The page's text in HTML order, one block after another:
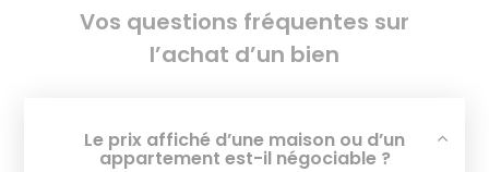
Vos questions fréquentes sur
l’achat d’un bien
Le prix affiché d’une maison ou d’un
appartement est-il négociable ?